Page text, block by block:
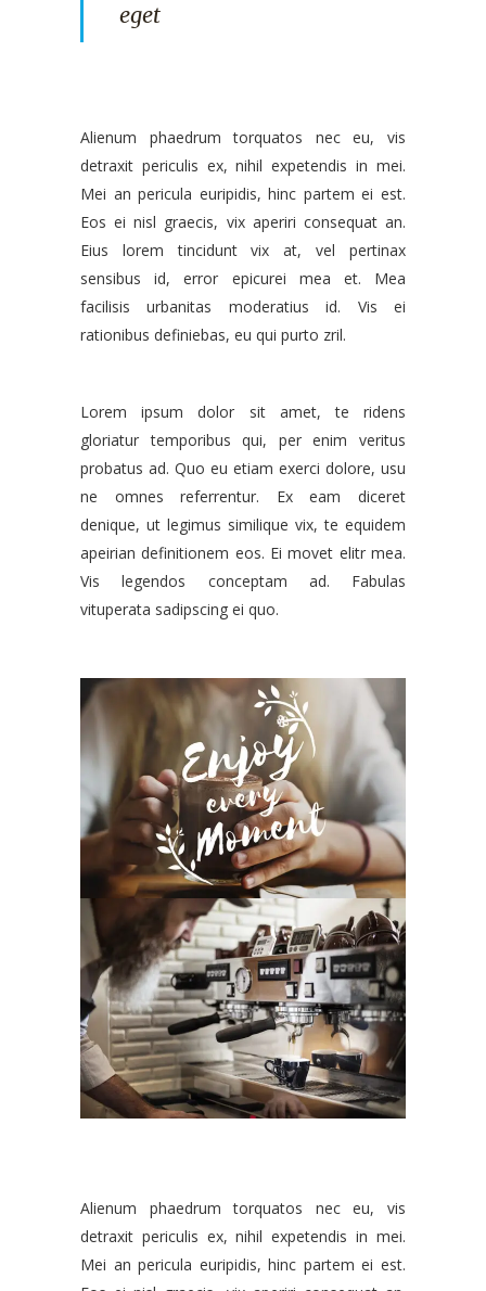
eget
Alienum phaedrum torquatos nec eu, vis
detraxit periculis ex, nihil expetendis in mei.
Mei an pericula euripidis, hinc partem ei est.
Eos ei nisl graecis, vix aperiri consequat an.
Eius lorem tincidunt vix at, vel pertinax
sensibus id, error epicurei mea et. Mea
facilisis urbanitas moderatius id. Vis ei
rationibus definiebas, eu qui purto zril.
Lorem ipsum dolor sit amet, te ridens
gloriatur temporibus qui, per enim veritus
probatus ad. Quo eu etiam exerci dolore, usu
ne omnes referrentur. Ex eam diceret
denique, ut legimus similique vix, te equidem
apeirian definitionem eos. Ei movet elitr mea.
Vis legendos conceptam ad. Fabulas
vituperata sadipscing ei quo.
Alienum phaedrum torquatos nec eu, vis
detraxit periculis ex, nihil expetendis in mei.
Mei an pericula euripidis, hinc partem ei est.